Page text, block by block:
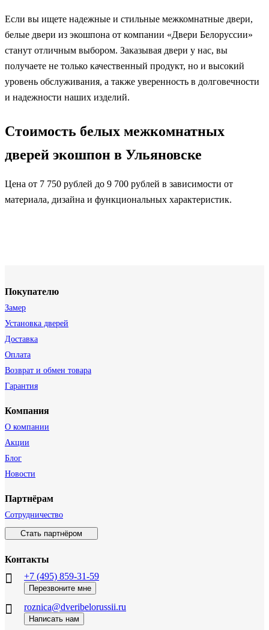
Если вы ищете надежные и стильные межкомнатные двери,
белые двери из экошпона от компании «Двери Белоруссии»
станут отличным выбором. Заказывая двери у нас, вы
получаете не только качественный продукт, но и высокий
уровень обслуживания, а также уверенность в долговечности
и надежности наших изделий.
Стоимость белых межкомнатных
дверей экошпон в Ульяновске
Цена от 7 750 рублей до 9 700 рублей в зависимости от
материала, дизайна и функциональных характеристик.
Покупателю
Замер
Установка дверей
Доставка
Оплата
Возврат и обмен товара
Гарантия
Компания
О компании
Акции
Блог
Новости
Партнёрам
Сотрудничество
Стать партнёром
Контакты
+7 (495) 859-31-59
Перезвоните мне
roznica@dveribelorussii.ru
Написать нам